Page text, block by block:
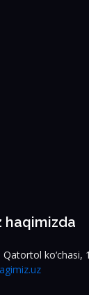
tarmoqlar